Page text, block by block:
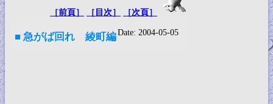
［前頁］ ［目次］ ［次頁］
■ 急がば回れ 綾町編Date: 2004-05-05